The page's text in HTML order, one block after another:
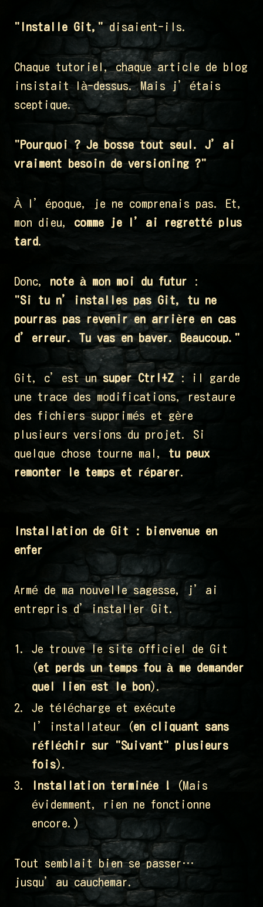
"Installe Git,"disaient-ils.
Chaque tutoriel, chaque article de blog
insistait là-dessus. Mais j’étais
sceptique.
"Pourquoi ? Je bosse tout seul. J’ai
vraiment besoin de versioning ?"
À l’époque, je ne comprenais pas. Et,
mon dieu, comme je l’ai regretté plus
tard.
Donc, note à mon moi du futur :
"Si tu n’installes pas Git, tu ne
pourras pas revenir en arrière en cas
d’erreur. Tu vas en baver. Beaucoup."
Git, c’est unsuper Ctrl+Z : il garde
une trace des modifications, restaure
des fichiers supprimés et gère
plusieurs versions du projet. Si
quelque chose tourne mal, tu peux
remonter le temps et réparer.
Installation de Git : bienvenue en
enfer
Armé de ma nouvelle sagesse, j’ai
entrepris d’installer Git.
Je trouve le site officiel de Git
(et perds un temps fou à me demander
quel lien est le bon).
Je télécharge et exécute
l’installateur (en cliquant sans
réfléchir sur "Suivant" plusieurs
fois).
Installation terminée !
(Mais
évidemment, rien ne fonctionne
encore.)
Tout semblait bien se passer…
jusqu’au cauchemar.